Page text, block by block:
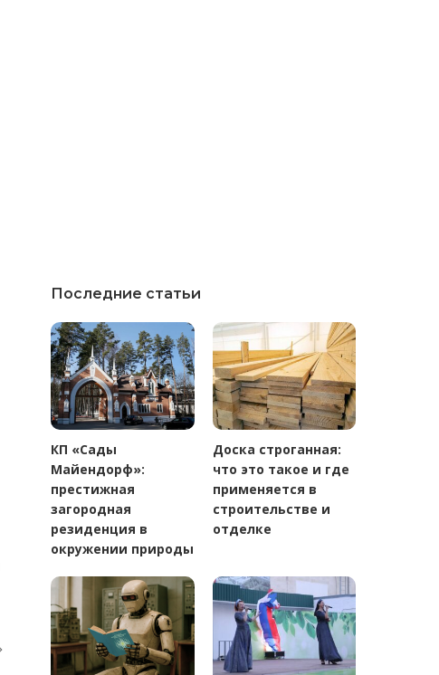
Последние статьи
КП «Сады
Майендорф»:
престижная
загородная
резиденция в
окружении природы
Доска строганная:
что это такое и где
применяется в
строительстве и
отделке